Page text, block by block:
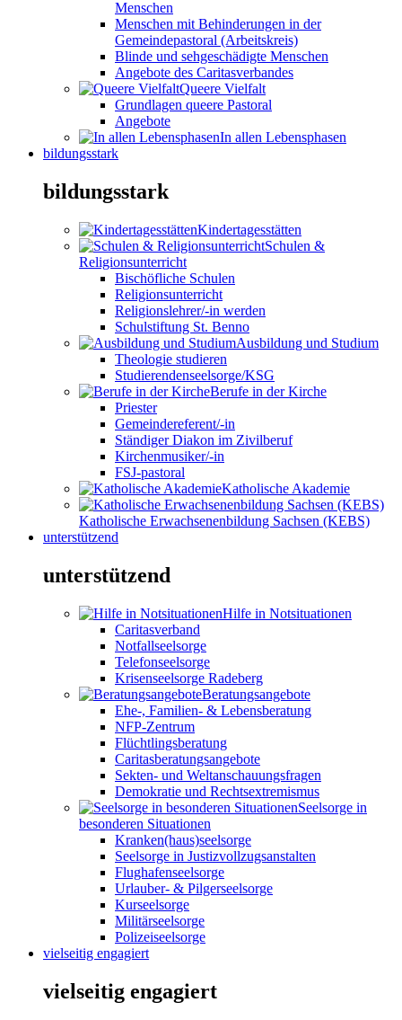
Menschen
Menschen mit Behinderungen in der
Gemeindepastoral (Arbeitskreis)
Blinde und sehgeschädigte Menschen
Angebote des Caritasverbandes
Queere Vielfalt
Grundlagen queere Pastoral
Angebote
In allen Lebensphasen
bildungsstark
bildungsstark
Kindertagesstätten
Schulen &
Religionsunterricht
Bischöfliche Schulen
Religionsunterricht
Religionslehrer/-in werden
Schulstiftung St. Benno
Ausbildung und Studium
Theologie studieren
Studierendenseelsorge/KSG
Berufe in der Kirche
Priester
Gemeindereferent/-in
Ständiger Diakon im Zivilberuf
Kirchenmusiker/-in
FSJ-pastoral
Katholische Akademie
Katholische Erwachsenenbildung Sachsen (KEBS)
unterstützend
unterstützend
Hilfe in Notsituationen
Caritasverband
Notfallseelsorge
Telefonseelsorge
Krisenseelsorge Radeberg
Beratungsangebote
Ehe-, Familien- & Lebensberatung
NFP-Zentrum
Flüchtlingsberatung
Caritasberatungsangebote
Sekten- und Weltanschauungsfragen
Demokratie und Rechtsextremismus
Seelsorge in
besonderen Situationen
Kranken(haus)seelsorge
Seelsorge in Justizvollzugsanstalten
Flughafenseelsorge
Urlauber- & Pilgerseelsorge
Kurseelsorge
Militärseelsorge
Polizeiseelsorge
vielseitig engagiert
vielseitig engagiert